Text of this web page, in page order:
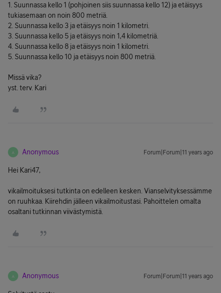
1. Suunnassa kello 1 (pohjoinen siis suunnassa kello 12) ja etäisyys
tukiasemaan on noin 800 metriä.
2. Suunnassa kello 3 ja etäisyys noin 1 kilometri.
3. Suunnassa kello 5 ja etäisyys noin 1,4 kilometriä.
4. Suunnassa kello 8 ja etäisyys noin 1 kilometri.
5. Suunnassa kello 10 ja etäisyys noin 800 metriä.
Missä vika?
yst. terv. Kari
A Anonymous Forum|Forum|11 years ago
Hei Kari47,
vikailmoituksesi tutkinta on edelleen kesken. Vianselvityksessämme
on ruuhkaa. Kiirehdin jälleen vikailmoitustasi. Pahoittelen omalta
osaltani tutkinnan viivästymistä.
A Anonymous Forum|Forum|11 years ago